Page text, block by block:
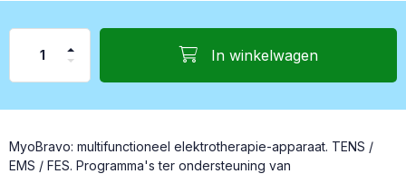
In winkelwagen
MyoBravo: multifunctioneel elektrotherapie-apparaat. TENS /
EMS / FES. Programma's ter ondersteuning van